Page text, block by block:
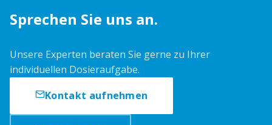
Sprechen Sie uns an.
Unsere Experten beraten Sie gerne zu Ihrer
individuellen Dosieraufgabe.
Kontakt aufnehmen